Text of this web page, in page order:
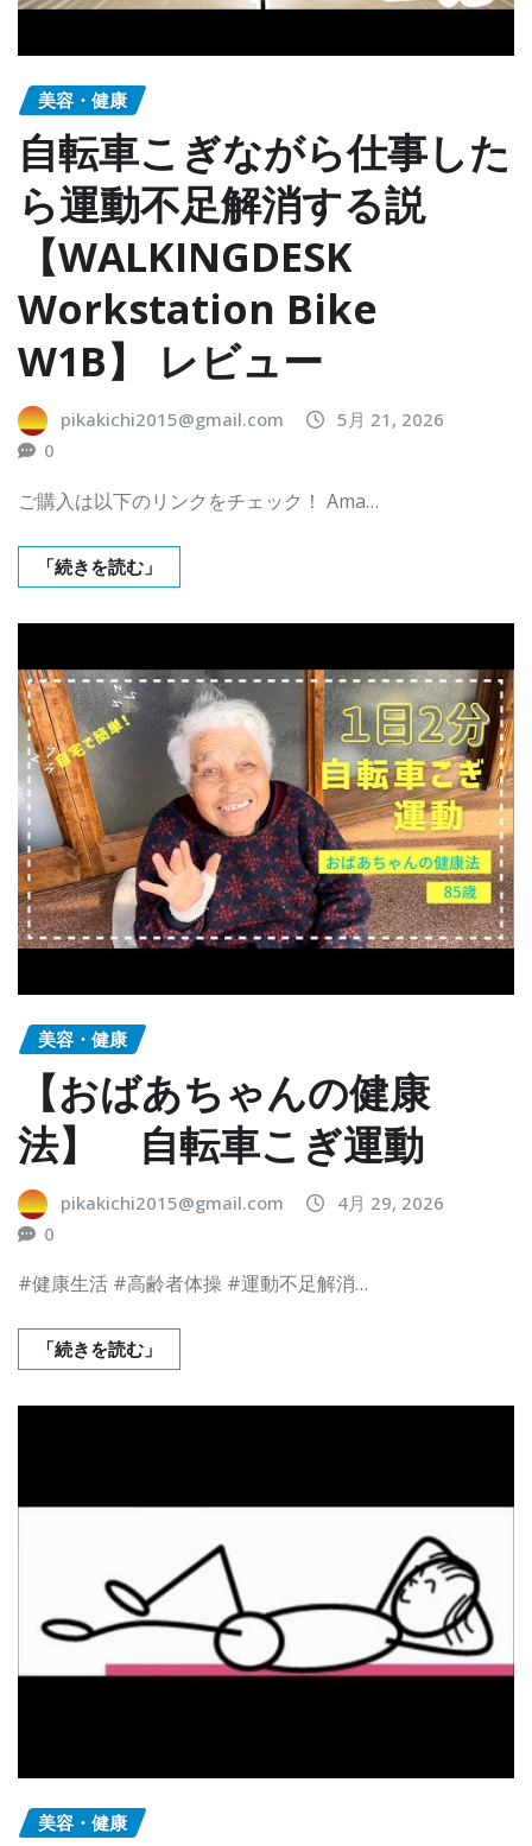
美容・健康
自転車こぎながら仕事した
ら運動不足解消する説
【WALKINGDESK
Workstation Bike
W1B】 レビュー
pikakichi2015@gmail.com
5月 21, 2026
0
ご購入は以下のリンクをチェック！ Ama…
「続きを読む」
美容・健康
【おばあちゃんの健康
法】 自転車こぎ運動
pikakichi2015@gmail.com
4月 29, 2026
0
#健康生活 #高齢者体操 #運動不足解消…
「続きを読む」
美容・健康